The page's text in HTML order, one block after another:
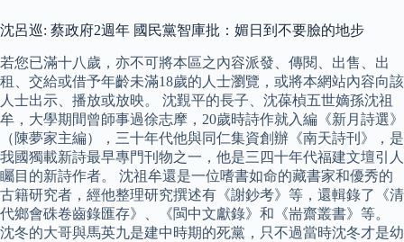
沈呂巡: 蔡政府2週年 國民黨智庫批：媚日到不要臉的地步
若您已滿十八歲，亦不可將本區之內容派發、傳閱、出售、出
租、交給或借予年齡未滿18歲的人士瀏覽，或將本網站內容向該
人士出示、播放或放映。 沈覲平的長子、沈葆楨五世嫡孫沈祖
牟，大學期間曾師事過徐志摩，20歲時詩作就入編《新月詩選》
（陳夢家主編），三十年代他與同仁集資創辦《南天詩刊》，是
我國獨載新詩最早專門刊物之一，他是三四十年代福建文壇引人
矚目的新詩作者。 沈祖牟還是一位嗜書如命的藏書家和優秀的
古籍研究者，經他整理研究撰述有《謝鈔考》等，還輯錄了《清
代鄉會硃卷齒錄匯存》、《閩中文獻錄》和《耑齋叢書》等。
沈冬的大哥與馬英九是建中時期的死黨，只不過當時沈冬才是幼